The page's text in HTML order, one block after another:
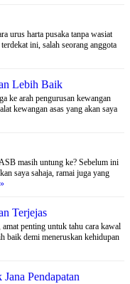
urus harta pusaka tanpa wasiat
ini, salah seorang anggota
Lebih Baik
ke arah pengurusan kewangan
kewangan asas yang akan saya
masih untung ke? Sebelum ini
saya sahaja, ramai juga yang
Terjejas
penting untuk tahu cara kawal
baik demi meneruskan kehidupan
Pendapatan